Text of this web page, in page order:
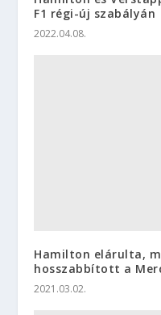
F1 régi-új szabályán
2022.04.08.
Hamilton elárulta,
hosszabbított a
2021.03.02.